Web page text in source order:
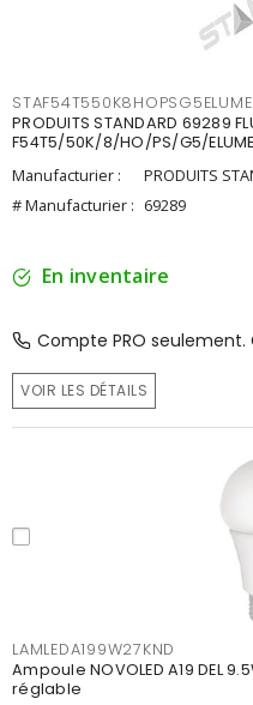
STAF54T550K8HOPSG5ELUME
PRODUITS STANDARD 69289
F54T5/50K/8/HO/PS/G5/ELUME
Manufacturier :
PRODUITS
# Manufacturier : 69289
En inventaire
Compte PRO
VOIR LES DÉTAILS
LAMLEDA199W27KND
Ampoule NOVOLED A19 DEL
réglable